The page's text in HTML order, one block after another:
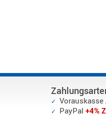
PayPal +4%